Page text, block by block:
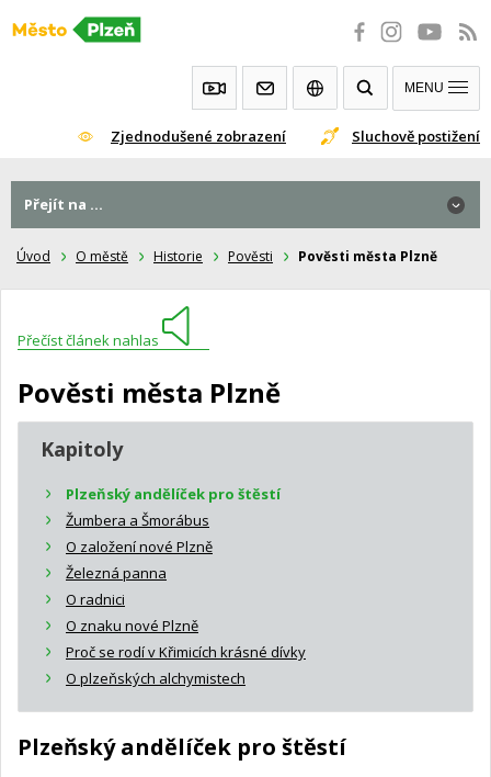
Přeskočit
Zjednodušené zobrazení Sluchově postižení
MENU
Úvod O městě Historie Pověsti Pověsti města Plzně
Přečíst článek nahlas
Pověsti města Plzně
Kapitoly
Plzeňský andělíček pro štěstí
Žumbera a Šmorábus
O založení nové Plzně
Železná panna
O radnici
O znaku nové Plzně
Proč se rodí v Křimicích krásné dívky
O plzeňských alchymistech
Plzeňský andělíček pro štěstí
Přejít na ...